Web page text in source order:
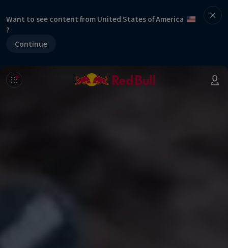
Want to see content from United States of America
?
Continue